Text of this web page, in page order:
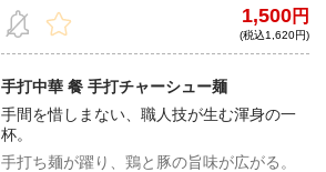
快に絡めて味わう食べ応え抜群の一杯。
1,500円
(税込1,620円)
手打中華 餐 手打チャーシュー麺
手間を惜しまない、職人技が生む渾身の一
杯。
手打ち麺が躍り、鶏と豚の旨味が広がる。